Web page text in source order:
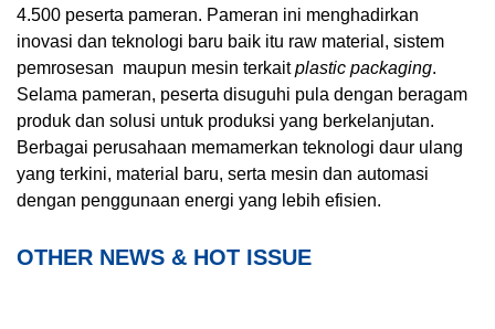
4.500 peserta pameran. Pameran ini menghadirkan
inovasi dan teknologi baru baik itu raw material, sistem
pemrosesan maupun mesin terkaitplastic packaging.
Selama pameran, peserta disuguhi pula dengan beragam
produk dan solusi untuk produksi yang berkelanjutan.
Berbagai perusahaan memamerkan teknologi daur ulang
yang terkini, material baru, serta mesin dan automasi
dengan penggunaan energi yang lebih efisien.
OTHER NEWS & HOT ISSUE